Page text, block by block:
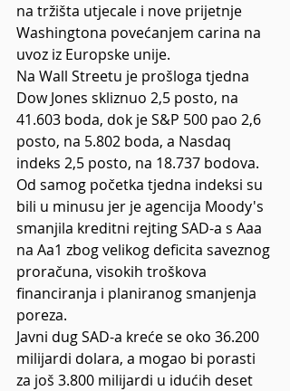
na tržišta utjecale i nove prijetnje
Washingtona povećanjem carina na
uvoz iz Europske unije.
Na Wall Streetu je prošloga tjedna
Dow Jones skliznuo 2,5 posto, na
41.603 boda, dok je S&P 500 pao 2,6
posto, na 5.802 boda, a Nasdaq
indeks 2,5 posto, na 18.737 bodova.
Od samog početka tjedna indeksi su
bili u minusu jer je agencija Moody's
smanjila kreditni rejting SAD-a s Aaa
na Aa1 zbog velikog deficita saveznog
proračuna, visokih troškova
financiranja i planiranog smanjenja
poreza.
Javni dug SAD-a kreće se oko 36.200
milijardi dolara, a mogao bi porasti
za još 3.800 milijardi u idućih deset